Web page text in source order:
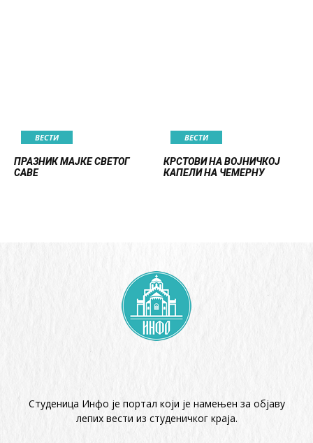
ВЕСТИ
ПРАЗНИК МАЈКЕ СВЕТОГ
САВЕ
ВЕСТИ
КРСТОВИ НА ВОЈНИЧКОЈ
КАПЕЛИ НА ЧЕМЕРНУ
Студеница Инфо је портал који је намењен за објaву
лепих вести из студеничког краја.